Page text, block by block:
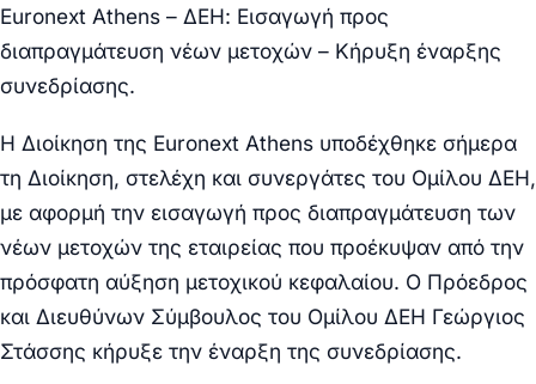
Euronext Athens – ΔΕΗ: Εισαγωγή προς
διαπραγμάτευση νέων μετοχών – Κήρυξη έναρξης
συνεδρίασης.
H Διοίκηση της Euronext Athens υποδέχθηκε σήμερα
τη Διοίκηση, στελέχη και συνεργάτες του Ομίλου ΔΕΗ,
με αφορμή την εισαγωγή προς διαπραγμάτευση των
νέων μετοχών της εταιρείας που προέκυψαν από την
πρόσφατη αύξηση μετοχικού κεφαλαίου. Ο Πρόεδρος
και Διευθύνων Σύμβουλος του Ομίλου ΔΕΗ Γεώργιος
Στάσσης κήρυξε την έναρξη της συνεδρίασης.